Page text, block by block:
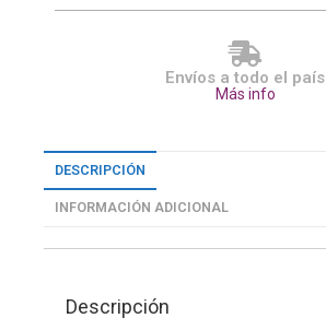
Envíos a todo el país
Más info
DESCRIPCIÓN
INFORMACIÓN ADICIONAL
Descripción